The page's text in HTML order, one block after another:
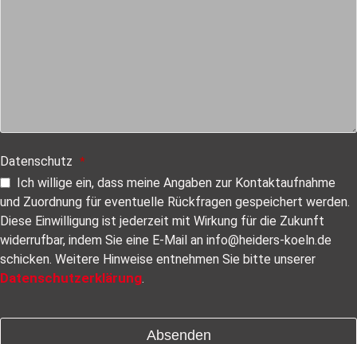
Datenschutz *
Ich willige ein, dass meine Angaben zur Kontaktaufnahme
und Zuordnung für eventuelle Rückfragen gespeichert werden.
Diese Einwilligung ist jederzeit mit Wirkung für die Zukunft
widerrufbar, indem Sie eine E-Mail an info@heiders-koeln.de
schicken. Weitere Hinweise entnehmen Sie bitte unserer
Datenschutzerklärung.
Absenden